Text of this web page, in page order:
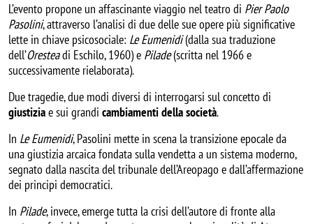
L’evento propone un affascinante viaggio nel teatro di Pier Paolo
Pasolini, attraverso l’analisi di due delle sue opere più significative
lette in chiave psicosociale: Le Eumenidi(dalla sua traduzione
dell’Oresteadi Eschilo, 1960) e Pilade(scritta nel 1966 e
successivamente rielaborata).
Due tragedie, due modi diversi di interrogarsi sul concetto di
giustiziae sui grandi cambiamenti della società.
In Le Eumenidi, Pasolini mette in scena la transizione epocale da
una giustizia arcaica fondata sulla vendetta a un sistema moderno,
segnato dalla nascita del tribunale dell’Areopago e dall’affermazione
dei principi democratici.
In Pilade, invece, emerge tutta la crisi dell’autore di fronte alla